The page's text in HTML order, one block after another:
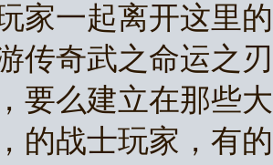
家一起离开这里
传奇武之命运之
要么建立在那些
的战士玩家，有